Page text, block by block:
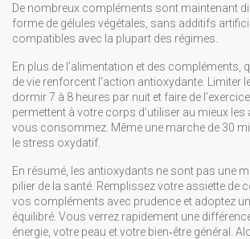
De nombreux compléments sont maintenant
forme de gélules végétales, sans additifs
compatibles avec la plupart des régimes.
En plus de l’alimentation et des compléments,
de vie renforcent l’action antioxydante. Limiter
dormir 7 à 8 heures par nuit et faire de
permettent à votre corps d’utiliser au mieux
vous consommez. Même une marche de 30
le stress oxydatif.
En résumé, les antioxydants ne sont pas une
pilier de la santé. Remplissez votre assiette de
vos compléments avec prudence et adoptez
équilibré. Vous verrez rapidement une
énergie, votre peau et votre bien‑être général.